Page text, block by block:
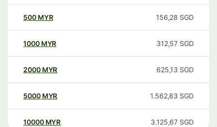
500 MYR 156,28 SGD
1000 MYR 312,57 SGD
2000 MYR 625,13 SGD
5000 MYR 1.562,83 SGD
10000 MYR 3.125,67 SGD